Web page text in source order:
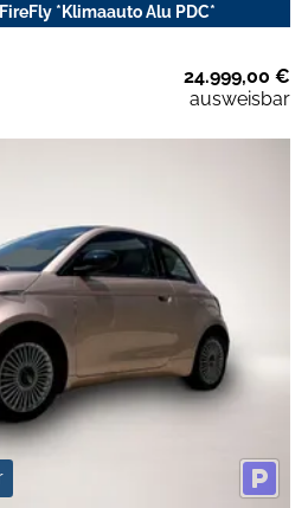
*Klimaauto Alu PDC*
24.999,00 €
ausweisbar